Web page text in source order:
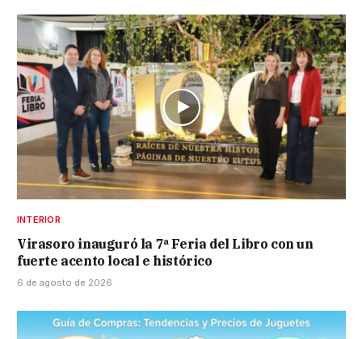
INTERIOR
Virasoro inauguró la 7ª Feria del Libro con un
fuerte acento local e histórico
6 de agosto de 2026